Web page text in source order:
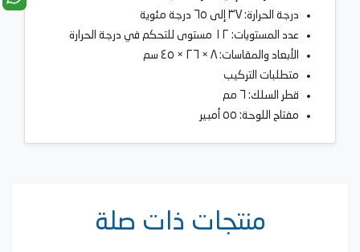
درجة الحرارة: ٣٧ إلى ٦٥ درجة مئوية
عدد المستويات: ١٢ مستوى للتحكم في درجة الحرارة
الأبعاد والمقاسات: ٨ × ٢٦ × ٤٥ سم
متطلبات التركيب
قطر السلك: ٦ مم
مفتاح اللوحة: ٥٥ أمبير
منتجات ذات صلة